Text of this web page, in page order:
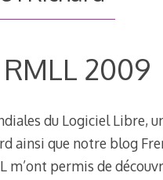
2009
du Logiciel Libre,
ainsi que notre blog
m’ont permis de